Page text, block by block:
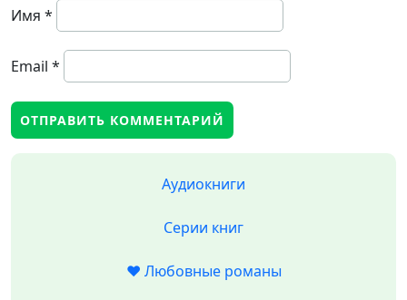
Имя *
Email *
Аудиокниги
Серии книг
❤️ Любовные романы